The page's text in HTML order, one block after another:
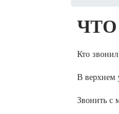
ЧТО
Кто
В верхнем
Звонить с